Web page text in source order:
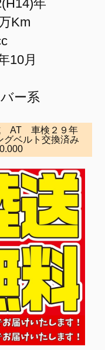
年
Km
10月
ー系
AT 車検２９年
ベルト交換済み